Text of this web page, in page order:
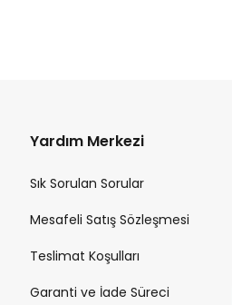
Yardım Merkezi
Sık Sorulan Sorular
Mesafeli Satış Sözleşmesi
Teslimat Koşulları
Garanti ve İade Süreci